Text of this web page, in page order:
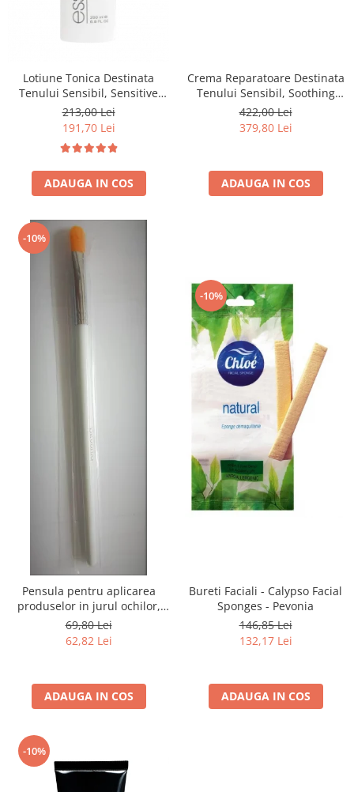
Lotiune Tonica Destinata
Tenului Sensibil, Sensitive
Skin Lotion - 200ml
213,00 Lei
191,70 Lei
ADAUGA IN COS
Crema Reparatoare Destinata
Tenului Sensibil, Soothing
Sensitive Cream - 50ml
422,00 Lei
379,80 Lei
ADAUGA IN COS
-10%
Pensula pentru aplicarea
produselor in jurul ochilor,
Eye Mask Brush
69,80 Lei
62,82 Lei
ADAUGA IN COS
-10%
Bureti Faciali - Calypso Facial
Sponges - Pevonia
146,85 Lei
132,17 Lei
ADAUGA IN COS
-10%